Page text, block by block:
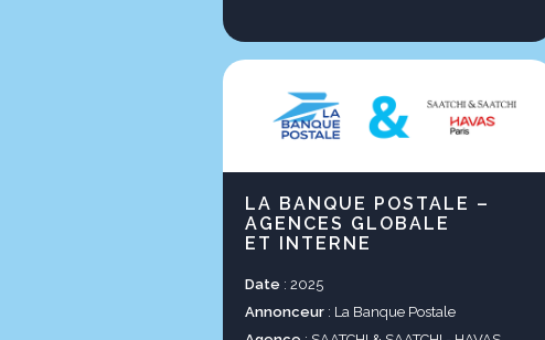
LA BANQUE POSTALE –
AGENCES GLOBALE
ET INTERNE
Date : 2025
Annonceur : La Banque Postale